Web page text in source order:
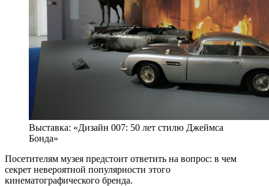
Выставка: «Дизайн 007: 50 лет стилю Джеймса
Бонда»
Посетителям музея предстоит ответить на вопрос: в чем
секрет невероятной популярности этого
кинематографического бренда.